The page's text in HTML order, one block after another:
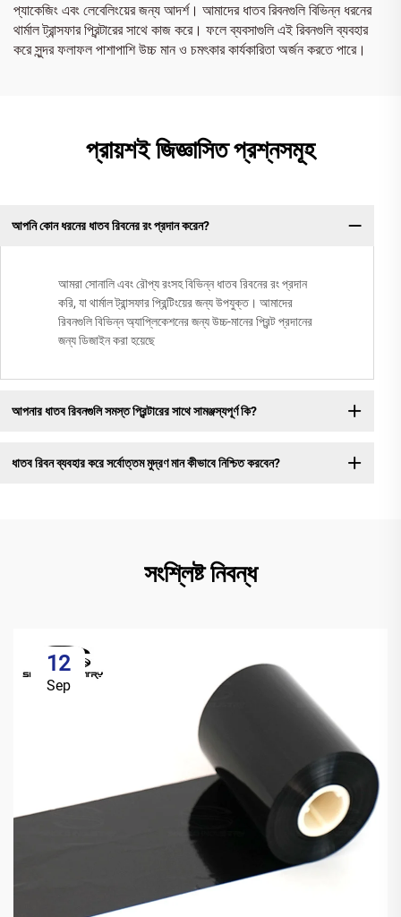
প্যাকেজিং এবং লেবেলিংয়ের জন্য আদর্শ। আমাদের ধাতব রিবনগুলি বিভিন্ন ধরনের
থার্মাল ট্রান্সফার প্রিন্টারের সাথে কাজ করে। ফলে ব্যবসাগুলি এই রিবনগুলি ব্যবহার
করে সুন্দর ফলাফল পাশাপাশি উচ্চ মান ও চমৎকার কার্যকারিতা অর্জন করতে পারে।
প্রায়শই জিজ্ঞাসিত প্রশ্নসমূহ
আপনি কোন ধরনের ধাতব রিবনের রং প্রদান করেন?
আমরা সোনালি এবং রৌপ্য রংসহ বিভিন্ন ধাতব রিবনের রং প্রদান
করি, যা থার্মাল ট্রান্সফার প্রিন্টিংয়ের জন্য উপযুক্ত। আমাদের
রিবনগুলি বিভিন্ন অ্যাপ্লিকেশনের জন্য উচ্চ-মানের প্রিন্ট প্রদানের
জন্য ডিজাইন করা হয়েছে
আপনার ধাতব রিবনগুলি সমস্ত প্রিন্টারের সাথে সামঞ্জস্যপূর্ণ কি?
ধাতব রিবন ব্যবহার করে সর্বোত্তম মুদ্রণ মান কীভাবে নিশ্চিত করবেন?
সংশ্লিষ্ট নিবন্ধ
12
Sep